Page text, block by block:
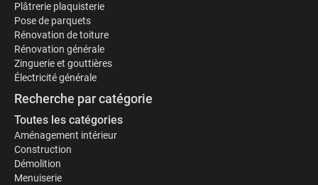
Plâtrerie plaquisterie
Pose de parquets
Rénovation de toiture
Rénovation générale
Zinguerie et gouttières
Électricité générale
Recherche par catégorie
Toutes les catégories
Aménagement intérieur
Construction
Démolition
Menuiserie